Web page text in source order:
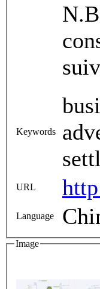
Keywords
URL
Language
Image